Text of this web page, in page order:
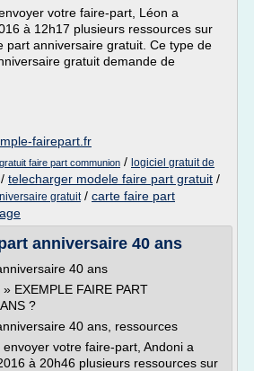
votre faire-part, Léon a
à 12h17 plusieurs ressources sur
part anniversaire gratuit. Ce type de
gratuit demande de
fairepart.fr
faire part communion / logiciel gratuit de
/ telecharger modele faire part gratuit /
gratuit/ carte faire part
anniversaire 40 ans
40 ans
EXEMPLE FAIRE PART
?
40 ans, ressources
votre faire-part, Andoni a
à 20h46 plusieurs ressources sur